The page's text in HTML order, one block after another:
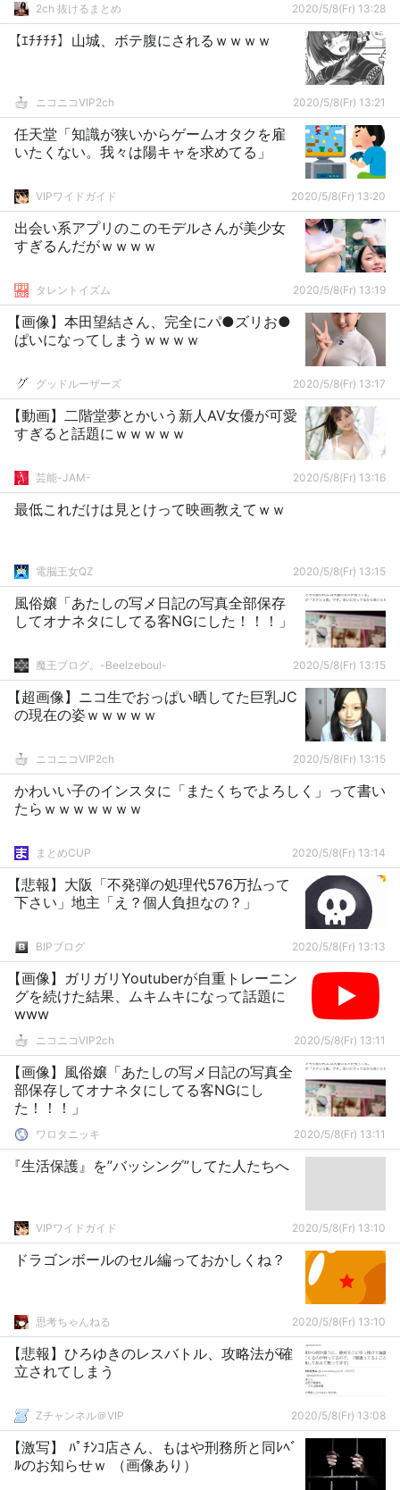
2ch 抜けるまとめ 2020/5/8(Fr) 13:28
【ｴﾁﾁﾁﾁ】山城、ボテ腹にされるｗｗｗｗ
ニコニコVIP2ch 2020/5/8(Fr) 13:21
任天堂「知識が狭いからゲームオタクを雇
いたくない。我々は陽キャを求めてる」
VIPワイドガイド 2020/5/8(Fr) 13:20
出会い系アプリのこのモデルさんが美少女
すぎるんだがｗｗｗｗ
タレントイズム 2020/5/8(Fr) 13:19
【画像】本田望結さん、完全にパ●ズリお●
ぱいになってしまうｗｗｗｗ
グッドルーザーズ 2020/5/8(Fr) 13:17
【動画】二階堂夢とかいう新人AV女優が可愛
すぎると話題にｗｗｗｗｗ
芸能-JAM- 2020/5/8(Fr) 13:16
最低これだけは見とけって映画教えてｗｗ
電脳王女QZ 2020/5/8(Fr) 13:15
風俗嬢「あたしの写メ日記の写真全部保存
してオナネタにしてる客NGにした！！！」
魔王ブログ。-Beelzeboul- 2020/5/8(Fr) 13:15
【超画像】ニコ生でおっぱい晒してた巨乳JC
の現在の姿ｗｗｗｗｗ
ニコニコVIP2ch 2020/5/8(Fr) 13:15
かわいい子のインスタに「またくちでよろしく」って書い
たらｗｗｗｗｗｗｗ
まとめCUP 2020/5/8(Fr) 13:14
【悲報】大阪「不発弾の処理代576万払って
下さい」地主「え？個人負担なの？」
BIPブログ 2020/5/8(Fr) 13:13
【画像】ガリガリYoutuberが自重トレーニン
グを続けた結果、ムキムキになって話題に
www
ニコニコVIP2ch 2020/5/8(Fr) 13:11
【画像】風俗嬢「あたしの写メ日記の写真全
部保存してオナネタにしてる客NGにし
た！！！」
ワロタニッキ 2020/5/8(Fr) 13:11
『生活保護』を”バッシング”してた人たちへ
VIPワイドガイド 2020/5/8(Fr) 13:10
ドラゴンボールのセル編っておかしくね？
思考ちゃんねる 2020/5/8(Fr) 13:10
【悲報】ひろゆきのレスバトル、攻略法が確
立されてしまう
Zチャンネル＠VIP 2020/5/8(Fr) 13:08
【激写】 ﾊﾟﾁﾝｺ店さん、もはや刑務所と同ﾚﾍﾞ
ﾙのお知らせｗ （画像あり）